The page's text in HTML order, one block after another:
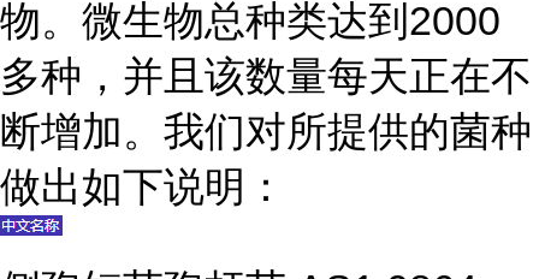
物。微生物总种类达到2000
多种，并且该数量每天正在不
断增加。我们对所提供的菌种
做出如下说明：